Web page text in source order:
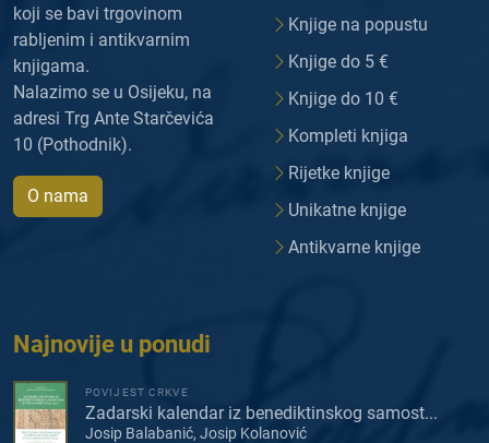
koji se bavi trgovinom
rabljenim i antikvarnim
knjigama.
Nalazimo se u Osijeku, na
adresi Trg Ante Starčevića
10 (Pothodnik).
O nama
Knjige na popustu
Knjige do 5 €
Knjige do 10 €
Kompleti knjiga
Rijetke knjige
Unikatne knjige
Antikvarne knjige
Najnovije u ponudi
POVIJEST CRKVE
Zadarski kalendar iz benediktinskog samost...
Josip Balabanić, Josip Kolanović